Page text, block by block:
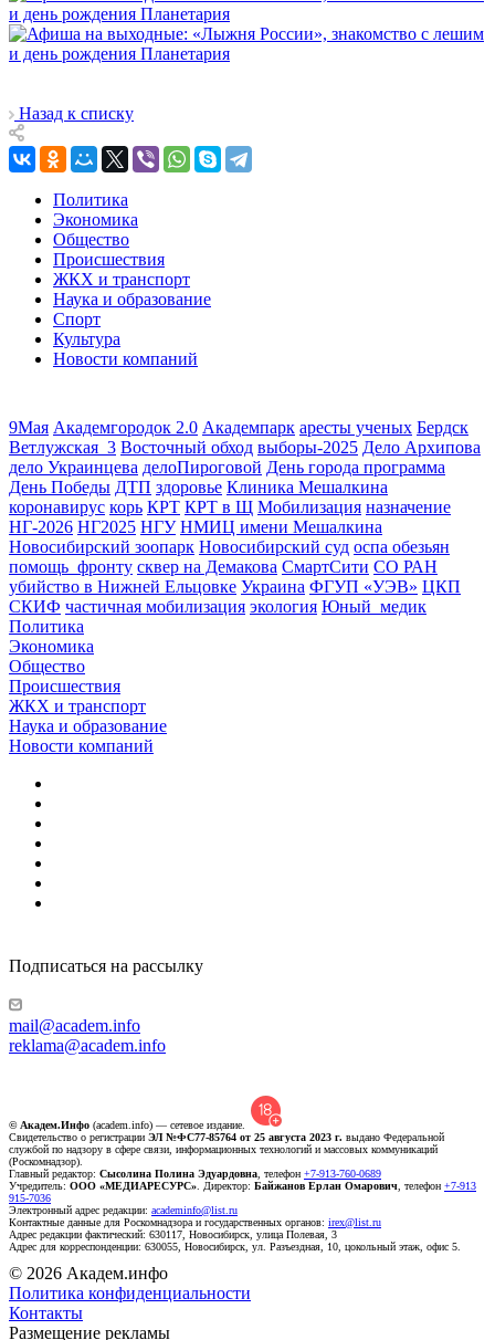
Назад к списку
Политика
Экономика
Общество
Происшествия
ЖКХ и транспорт
Наука и образование
Спорт
Культура
Новости компаний
9Мая Академгородок 2.0 Академпарк аресты ученых Бердск
Ветлужская_3 Восточный обход выборы-2025 Дело Архипова
дело Украинцева делоПироговой День города программа
День Победы ДТП здоровье Клиника Мешалкина
коронавирус корь КРТ КРТ в Щ Мобилизация назначение
НГ-2026 НГ2025 НГУ НМИЦ имени Мешалкина
Новосибирский зоопарк Новосибирский суд оспа обезьян
помощь_фронту сквер на Демакова СмартСити СО РАН
убийство в Нижней Ельцовке Украина ФГУП «УЭВ» ЦКП
СКИФ частичная мобилизация экология Юный_медик
Политика
Экономика
Общество
Происшествия
ЖКХ и транспорт
Наука и образование
Новости компаний
Подписаться на рассылку
mail@academ.info
reklama@academ.info
© Академ.Инфо (academ.info) — сетевое издание.
Свидетельство о регистрации ЭЛ №ФС77-85764 от 25 августа 2023 г. выдано Федеральной
службой по надзору в сфере связи, информационных технологий и массовых коммуникаций
(Роскомнадзор).
Главный редактор: Сысолина Полина Эдуардовна , телефон +7-913-760-0689
Учредитель: ООО «МЕДИАРЕСУРС» . Директор: Байжанов Ерлан Омарович , телефон +7-913
915-7036
Электронный адрес редакции: academinfo@list.ru
Контактные данные для Роскомнадзора и государственных органов: irex@list.ru
Адрес редакции фактический: 630117, Новосибирск, улица Полевая, 3
Адрес для корреспонденции: 630055, Новосибирск, ул. Разъездная, 10, цокольный этаж, офис 5.
© 2026 Академ.инфо
Политика конфиденциальности
Контакты
Размещение рекламы